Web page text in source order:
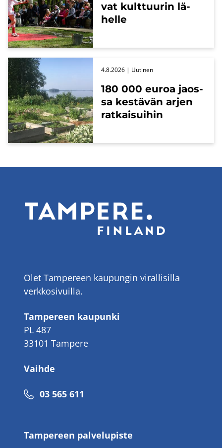
vat kult­tuu­rin lä­
hel­le
180 000 euroa jaos­
sa kes­tä­vän arjen
rat­kai­sui­hin
4.8.2026 | Uu­ti­nen
Olet Tampereen kaupungin virallisilla
verkkosivuilla.
Tampereen kaupunki
PL 487
33101 Tampere
Vaihde
Puhelinnumero
03 565 611
Tampereen palvelupiste